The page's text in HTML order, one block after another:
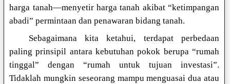
harga tanah—menyetir harga tanah akibat “ketimpangan
abadi” permintaan dan penawaran bidang tanah.
Sebagaimana kita ketahui, terdapat perbedaan
paling prinsipil antara kebutuhan pokok berupa “rumah
tinggal” dengan “rumah untuk tujuan investasi”.
Tidaklah mungkin seseorang mampu menguasai dua atau